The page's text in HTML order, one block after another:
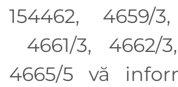
154462, 4659/
4661/3, 4662/
4665/5 vă